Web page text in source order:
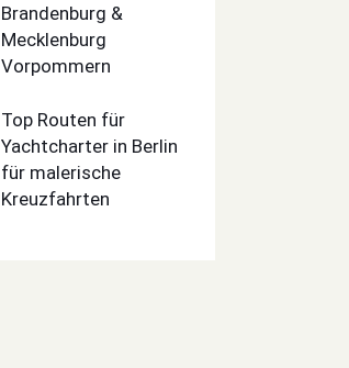
Brandenburg &
Mecklenburg
Vorpommern
Top Routen für
Yachtcharter in Berlin
für malerische
Kreuzfahrten